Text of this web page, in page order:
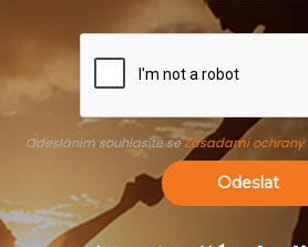
Odesláním souhlasíte seZásadami ochrany
Odeslat